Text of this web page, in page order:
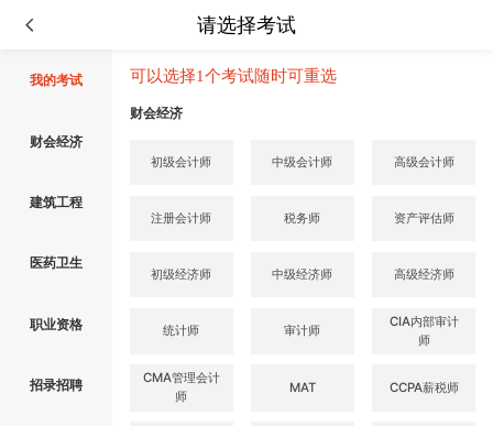
请选择考试
我的考试
财会经济
建筑工程
医药卫生
职业资格
招录招聘
可以选择1个考试随时可重选
财会经济
初级会计师 中级会计师 高级会计师
注册会计师 税务师 资产评估师
初级经济师 中级经济师 高级经济师
统计师 审计师
CIA内部审计
师
CMA管理会计
师
MAT CCPA薪税师